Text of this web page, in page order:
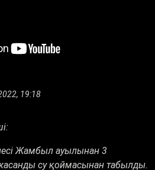
19:18
Жамбыл ауылынан 3
су қоймасынан табылды.